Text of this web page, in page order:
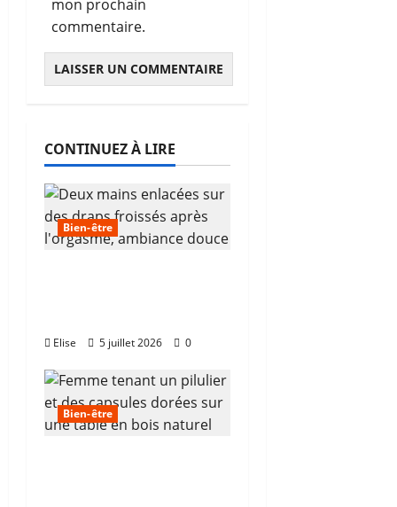
mon prochain
commentaire.
CONTINUEZ À LIRE
Bien-être
Elise 5 juillet 2026 0
Bien-être